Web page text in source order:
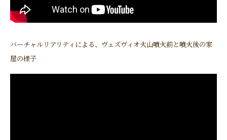
バーチャルリアリティによる、ヴェズヴィオ火山噴火前と噴火後の家
屋の様子